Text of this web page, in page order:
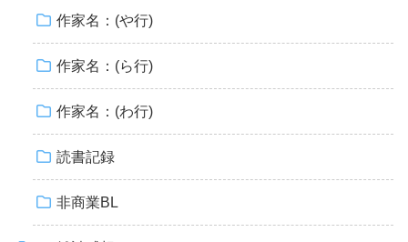
作家名：(や行)
作家名：(ら行)
作家名：(わ行)
読書記録
非商業BL